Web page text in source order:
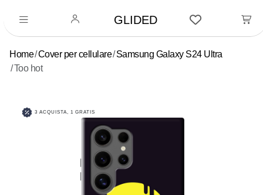
GLIDED
Home Cover per cellulare Samsung Galaxy S24 Ultra
Too hot
3 ACQUISTA, 1 GRATIS